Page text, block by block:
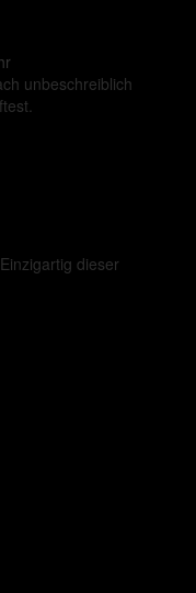
unbeschreiblich
dieser